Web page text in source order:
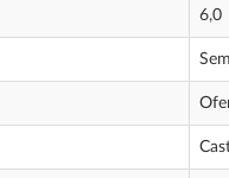
6,0